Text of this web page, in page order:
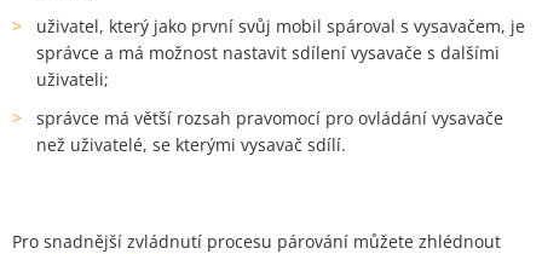
uživatel, který jako první svůj mobil spároval s vysavačem, je
správce a má možnost nastavit sdílení vysavače s dalšími
uživateli;
správce má větší rozsah pravomocí pro ovládání vysavače
než uživatelé, se kterými vysavač sdílí.
Pro snadnější zvládnutí procesu párování můžete zhlédnout